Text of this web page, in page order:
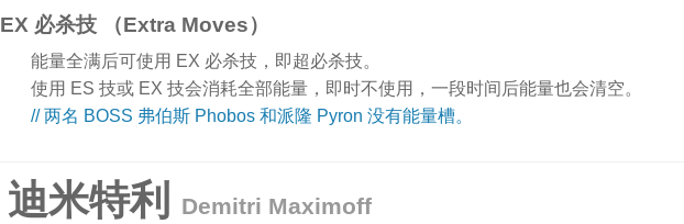
EX 必杀技 （Extra Moves）
能量全满后可使用 EX 必杀技，即超必杀技。
使用 ES 技或 EX 技会消耗全部能量，即时不使用，一段时间后能量也会清空。
// 两名 BOSS 弗伯斯 Phobos 和派隆 Pyron 没有能量槽。
迪米特利 Demitri Maximoff